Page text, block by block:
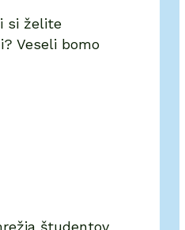
si želite
Veseli bomo